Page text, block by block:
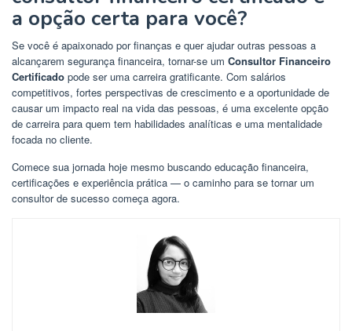
a opção certa para você?
Se você é apaixonado por finanças e quer ajudar outras pessoas a
alcançarem segurança financeira, tornar-se um Consultor Financeiro
Certificado pode ser uma carreira gratificante. Com salários
competitivos, fortes perspectivas de crescimento e a oportunidade de
causar um impacto real na vida das pessoas, é uma excelente opção
de carreira para quem tem habilidades analíticas e uma mentalidade
focada no cliente.
Comece sua jornada hoje mesmo buscando educação financeira,
certificações e experiência prática — o caminho para se tornar um
consultor de sucesso começa agora.